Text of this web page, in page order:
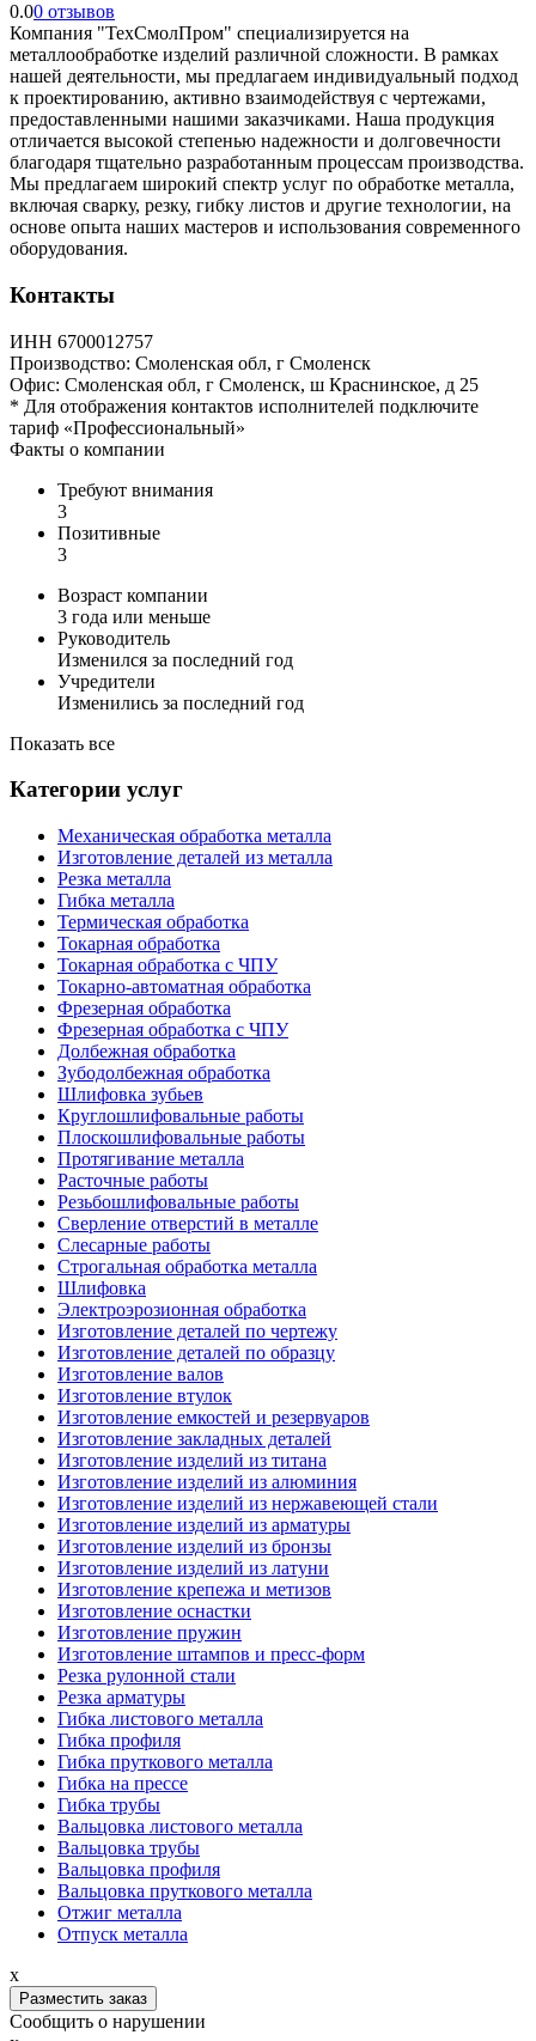
0.00 отзывов
Компания "ТехСмолПром" специализируется на
металлообработке изделий различной сложности. В рамках
нашей деятельности, мы предлагаем индивидуальный подход
к проектированию, активно взаимодействуя с чертежами,
предоставленными нашими заказчиками. Наша продукция
отличается высокой степенью надежности и долговечности
благодаря тщательно разработанным процессам производства.
Мы предлагаем широкий спектр услуг по обработке металла,
включая сварку, резку, гибку листов и другие технологии, на
основе опыта наших мастеров и использования современного
оборудования.
Контакты
ИНН 6700012757
Производство: Смоленская обл, г Смоленск
Офис: Смоленская обл, г Смоленск, ш Краснинское, д 25
* Для отображения контактов исполнителей подключите
тариф «Профессиональный»
Факты о компании
Требуют внимания
3
Позитивные
3
Возраст компании
3 года или меньше
Руководитель
Изменился за последний год
Учредители
Изменились за последний год
Показать все
Категории услуг
Механическая обработка металла
Изготовление деталей из металла
Резка металла
Гибка металла
Термическая обработка
Токарная обработка
Токарная обработка с ЧПУ
Токарно-автоматная обработка
Фрезерная обработка
Фрезерная обработка c ЧПУ
Долбежная обработка
Зубодолбежная обработка
Шлифовка зубьев
Круглошлифовальные работы
Плоскошлифовальные работы
Протягивание металла
Расточные работы
Резьбошлифовальные работы
Сверление отверстий в металле
Слесарные работы
Строгальная обработка металла
Шлифовка
Электроэрозионная обработка
Изготовление деталей по чертежу
Изготовление деталей по образцу
Изготовление валов
Изготовление втулок
Изготовление емкостей и резервуаров
Изготовление закладных деталей
Изготовление изделий из титана
Изготовление изделий из алюминия
Изготовление изделий из нержавеющей стали
Изготовление изделий из арматуры
Изготовление изделий из бронзы
Изготовление изделий из латуни
Изготовление крепежа и метизов
Изготовление оснастки
Изготовление пружин
Изготовление штампов и пресс-форм
Резка рулонной стали
Резка арматуры
Гибка листового металла
Гибка профиля
Гибка пруткового металла
Гибка на прессе
Гибка трубы
Вальцовка листового металла
Вальцовка трубы
Вальцовка профиля
Вальцовка пруткового металла
Отжиг металла
Отпуск металла
x
Разместить заказ
Сообщить о нарушении